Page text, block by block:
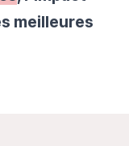
meilleures